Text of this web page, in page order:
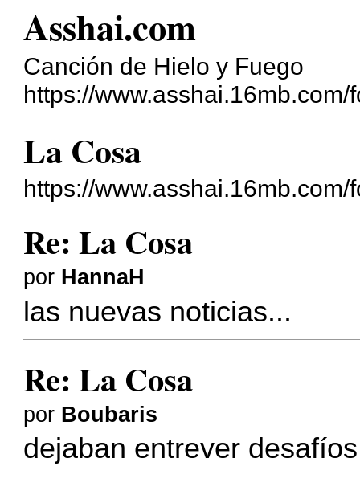
Asshai.com
Canción de Hielo y Fuego
https://www.asshai.16mb.com/
La Cosa
https://
Re: La Cosa
por HannaH
las nuevas noticias...
Re: La Cosa
por Boubaris
dejaban entrever